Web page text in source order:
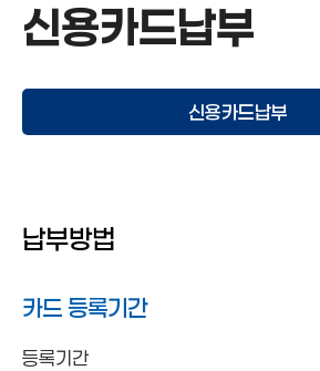
신용카드납부
신용카드납부
납부방법
카드 등록기간
등록기간